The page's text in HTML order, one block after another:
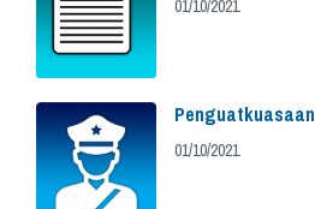
01/10/2021
Penguatkuasaan
01/10/2021